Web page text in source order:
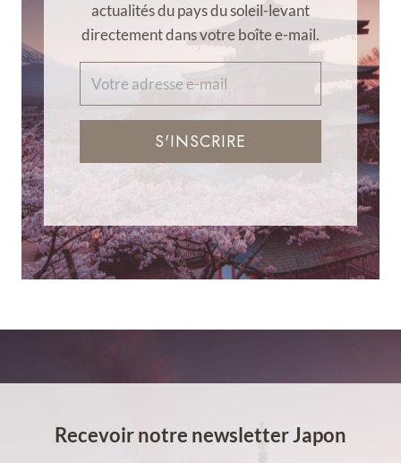
actualités du pays du soleil-levant
directement dans votre boîte e-mail.
S'INSCRIRE
Recevoir notre newsletter Japon